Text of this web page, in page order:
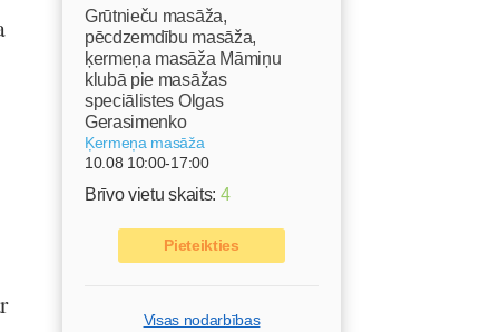
Grūtnieču masāža,
pēcdzemdību masāža,
ķermeņa masāža Māmiņu
klubā pie masāžas
speciālistes Olgas
Gerasimenko
Ķermeņa masāža
10.08 10:00-17:00
Brīvo vietu skaits: 4
Pieteikties
Visas nodarbības